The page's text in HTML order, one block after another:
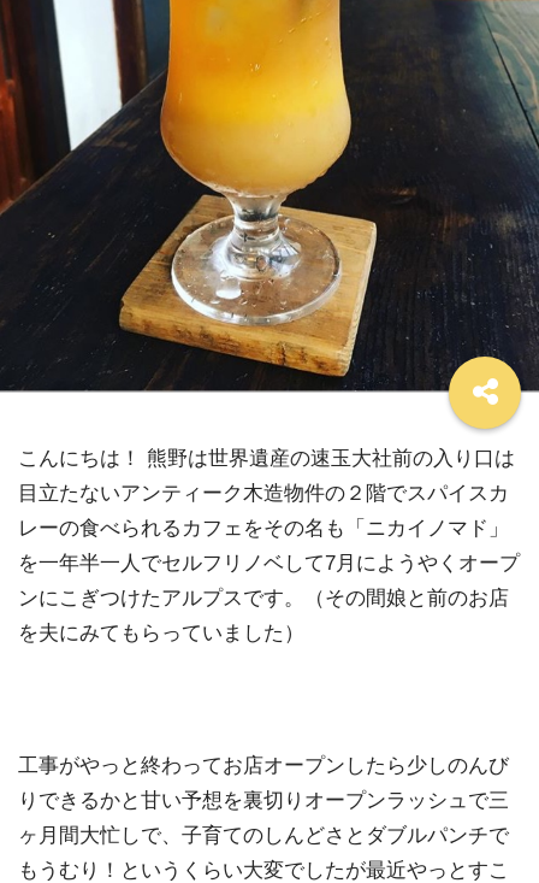
こんにちは！ 熊野は世界遺産の速玉大社前の入り口は
目立たないアンティーク木造物件の２階でスパイスカ
レーの食べられるカフェをその名も「ニカイノマド」
を一年半一人でセルフリノベして7月にようやくオープ
ンにこぎつけたアルプスです。（その間娘と前のお店
を夫にみてもらっていました）
工事がやっと終わってお店オープンしたら少しのんび
りできるかと甘い予想を裏切りオープンラッシュで三
ヶ月間大忙しで、子育てのしんどさとダブルパンチで
もうむり！というくらい大変でしたが最近やっとすこ